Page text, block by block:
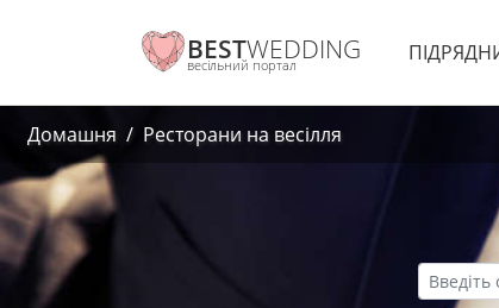
BESTWEDDING
весільний портал
Домашня Ресторани на весілля